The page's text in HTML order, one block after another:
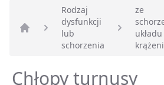
Strona główna
Rodzaj
dysfunkcji
lub
schorzenia
ze
układu
Chłopy turnusy